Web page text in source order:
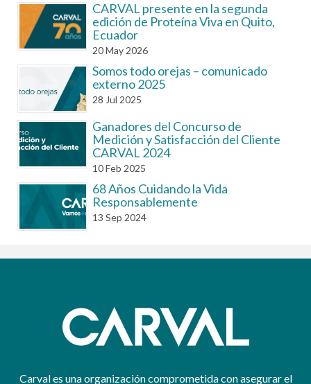
CARVAL presente en la segunda
edición de Proteína Viva en Quito,
Ecuador
20May 2026
Somos todo orejas – comunicado
externo 2025
28 Jul 2025
Ganadores del Concurso de
Medición y Satisfacción del Cliente
CARVAL 2024
10Feb 2025
68 Años Cuidando la Vida
Responsablemente
13 Sep 2024
Carval es una organización comprometida con asegurar el